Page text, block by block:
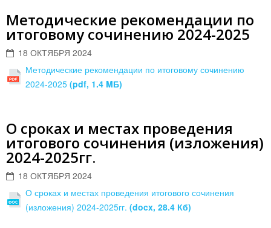
Методические рекомендации по
итоговому сочинению 2024-2025
18 ОКТЯБРЯ 2024
Методические рекомендации по итоговому сочинению
2024-2025 (pdf, 1.4 MБ)
О сроках и местах проведения
итогового сочинения (изложения)
2024-2025гг.
18 ОКТЯБРЯ 2024
О сроках и местах проведения итогового сочинения
(изложения) 2024-2025гг. (docx, 28.4 Кб)